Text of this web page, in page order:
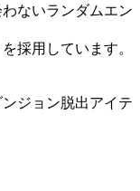
ないランダムエン
採用しています。
ジョン脱出アイテ